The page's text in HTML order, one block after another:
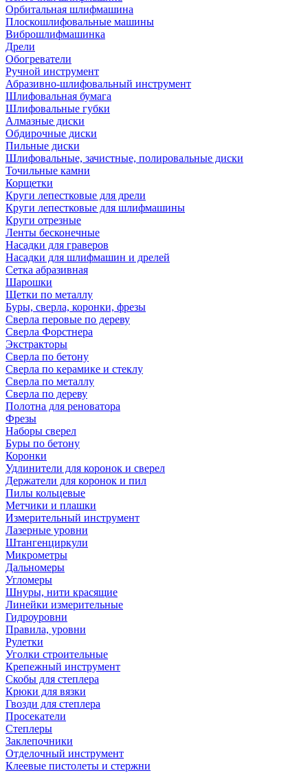
Орбитальная шлифмашина
Плоскошлифовальные машины
Виброшлифмашинка
Дрели
Обогреватели
Ручной инструмент
Абразивно-шлифовальный инструмент
Шлифовальная бумага
Шлифовальные губки
Алмазные диски
Обдирочные диски
Пильные диски
Шлифовальные, зачистные, полировальные диски
Точильные камни
Корщетки
Круги лепестковые для дрели
Круги лепестковые для шлифмашины
Круги отрезные
Ленты бесконечные
Насадки для граверов
Насадки для шлифмашин и дрелей
Сетка абразивная
Шарошки
Щетки по металлу
Буры, сверла, коронки, фрезы
Сверла перовые по дереву
Сверла Форстнера
Экстракторы
Сверла по бетону
Сверла по керамике и стеклу
Сверла по металлу
Сверла по дереву
Полотна для реноватора
Фрезы
Наборы сверел
Буры по бетону
Коронки
Удлинители для коронок и сверел
Держатели для коронок и пил
Пилы кольцевые
Метчики и плашки
Измерительный инструмент
Лазерные уровни
Штангенциркули
Микрометры
Дальномеры
Угломеры
Шнуры, нити красящие
Линейки измерительные
Гидроуровни
Правила, уровни
Рулетки
Уголки строительные
Крепежный инструмент
Скобы для степлера
Крюки для вязки
Гвозди для степлера
Просекатели
Степлеры
Заклепочники
Отделочный инструмент
Клеевые пистолеты и стержни